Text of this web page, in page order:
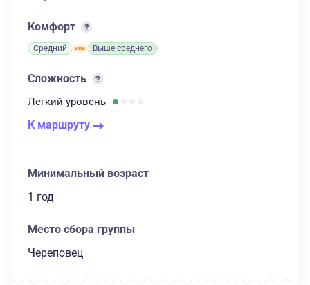
Комфорт
Средний Выше среднего
Сложность
Легкий уровень
К маршруту
Минимальный возраст
1 год
Место сбора группы
Череповец